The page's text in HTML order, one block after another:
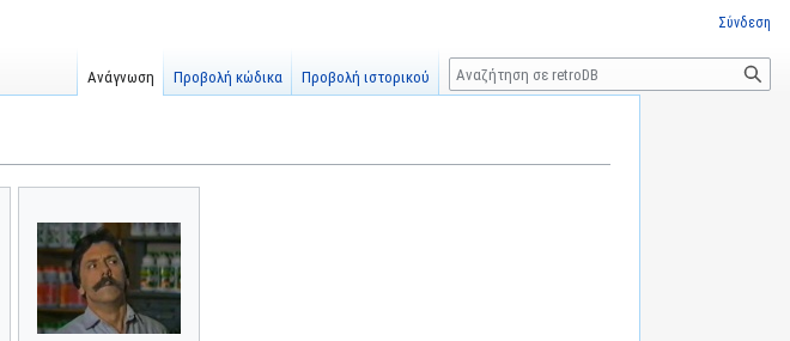
Σύνδεση
Ανάγνωση Προβολή κώδικα Προβολή ιστορικού
Αναζήτηση